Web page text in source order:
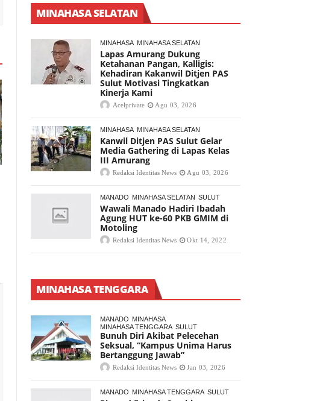
MINAHASA SELATAN
MINAHASA MINAHASA SELATAN
Lapas Amurang Dukung
Ketahanan Pangan, Kalligis:
Kehadiran Kakanwil Ditjen PAS
Sulut Motivasi Tingkatkan
Kinerja Kami
Acelprivate Agu 03, 2026
MINAHASA MINAHASA SELATAN
Kanwil Ditjen PAS Sulut Gelar
Media Gathering di Lapas Kelas
III Amurang
Redaksi Identitas News Agu 03, 2026
MANADO MINAHASA SELATAN SULUT
Wawali Manado Hadiri Ibadah
Agung HUT ke-60 PKB GMIM di
Motoling
Redaksi Identitas News Okt 14, 2022
MINAHASA TENGGARA
MANADO MINAHASA
MINAHASA TENGGARA SULUT
Bunuh Diri Akibat Pelecehan
Seksual, “Kampus Unima Harus
Bertanggung Jawab”
Redaksi Identitas News Jan 03, 2026
MANADO MINAHASA TENGGARA SULUT